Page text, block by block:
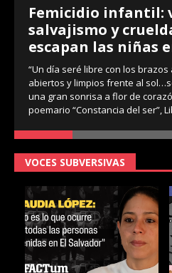
Femicidio infantil:
salvajismo y
escapan las niñas
“Un día seré libre con los
abiertos y limpios frente al
una gran sonrisa a flor de
poemario “Constancia del ser”,
VOCES SUBVERSIVAS